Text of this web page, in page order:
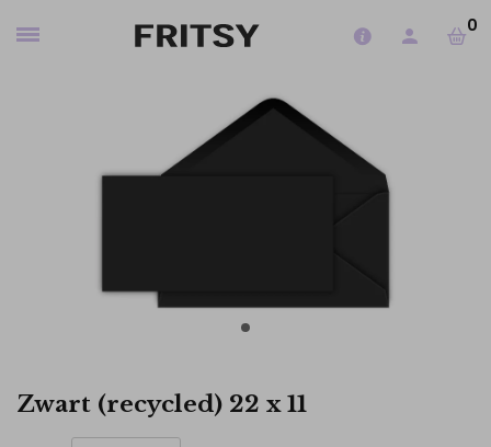
0
Zwart (recycled) 22 x 11